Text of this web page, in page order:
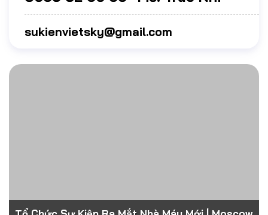
sukienvietsky@gmail.com